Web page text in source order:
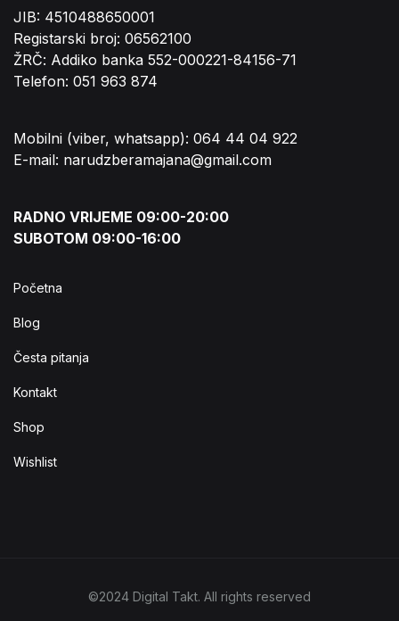
JIB: 4510488650001
Registarski broj: 06562100
ŽRČ: Addiko banka 552-000221-84156-71
Telefon: 051 963 874
Mobilni (viber, whatsapp): 064 44 04 922
E-mail: narudzberamajana@gmail.com
RADNO VRIJEME 09:00-20:00
SUBOTOM 09:00-16:00
Početna
Blog
Česta pitanja
Kontakt
Shop
Wishlist
©2024 Digital Takt. All rights reserved